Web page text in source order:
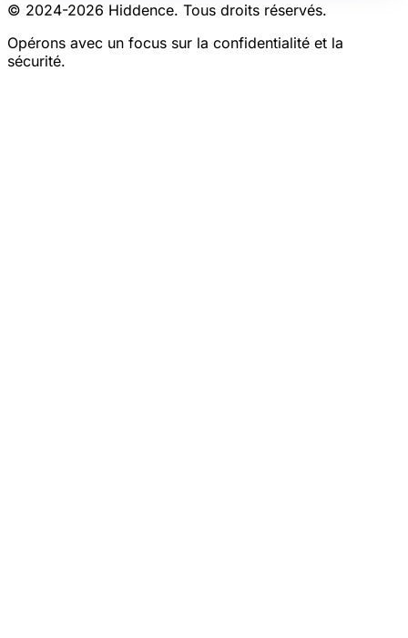
© 2024-2026 Hiddence. Tous droits réservés.
Opérons avec un focus sur la confidentialité et la
sécurité.